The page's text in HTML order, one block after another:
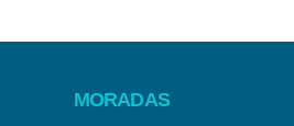
MORADAS